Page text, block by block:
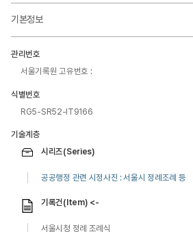
기본정보
관리번호
서울기록원 고유번호 :
식별번호
RG5-SR52-IT9166
기술계층
시리즈(Series)
공공행정 관련 시정사진 : 서울시 정례조례 등
기록건(Item) <-
서울시청 정례 조례식